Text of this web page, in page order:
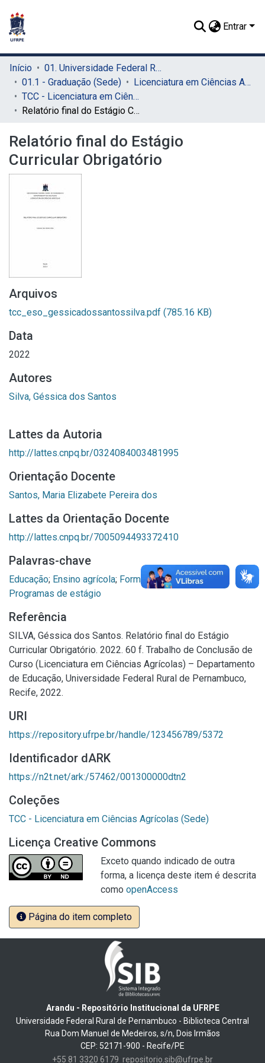
Entrar
Início
01. Universidade Federal Rural de Pernambuco - UFRPE (Sede)
01.1 - Graduação (Sede)
Licenciatura em Ciências Agrícolas (Sede)
TCC - Licenciatura em Ciências Agrícolas (Sede)
Relatório final do Estágio Curricular Obrigatório
Relatório final do Estágio
Curricular Obrigatório
Arquivos
tcc_eso_gessicadossantossilva.pdf (785.16 KB)
Data
2022
Autores
Silva, Géssica dos Santos
Lattes da Autoria
http://lattes.cnpq.br/0324084003481995
Orientação Docente
Santos, Maria Elizabete Pereira dos
Lattes da Orientação Docente
http://lattes.cnpq.br/7005094493372410
Palavras-chave
Educação; Ensino agrícola; Formação de professores
Programas de estágio
Referência
SILVA, Géssica dos Santos. Relatório final do Estágio
Curricular Obrigatório. 2022. 60 f. Trabalho de Conclusão de
Curso (Licenciatura em Ciências Agrícolas) – Departamento
de Educação, Universidade Federal Rural de Pernambuco,
Recife, 2022.
URI
https://repository.ufrpe.br/handle/123456789/5372
Identificador dARK
https://n2t.net/ark:/57462/001300000dtn2
Coleções
TCC - Licenciatura em Ciências Agrícolas (Sede)
Licença Creative Commons
Exceto quando indicado de outra
forma, a licença deste item é descrita
como openAccess
Página do item completo
Arandu - Repositório Institucional da UFRPE
Universidade Federal Rural de Pernambuco - Biblioteca Central
Rua Dom Manuel de Medeiros, s/n, Dois Irmãos
CEP: 52171-900 - Recife/PE
+55 81 3320 6179 repositorio.sib@ufrpe.br